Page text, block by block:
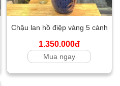
Chậu lan hồ điệp vàng 5 cành
1.350.000đ
Mua ngay